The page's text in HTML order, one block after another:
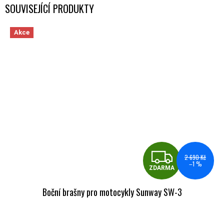
SOUVISEJÍCÍ PRODUKTY
Akce
ZDARMA
2 690 Kč
–1 %
Boční brašny pro motocykly Sunway SW-3